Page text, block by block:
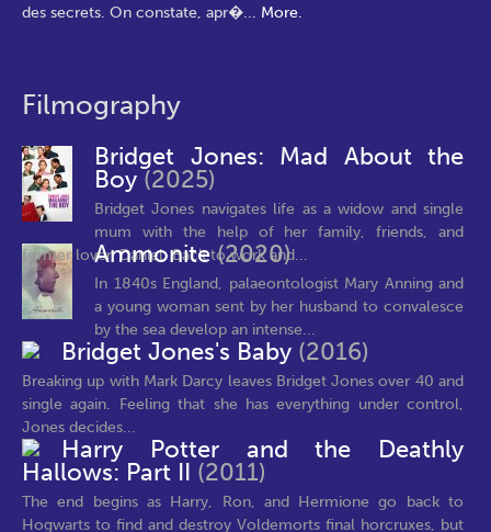
des secrets. On constate, apr�... More.
Filmography
Bridget Jones: Mad About the
Boy (2025)
Bridget Jones navigates life as a widow and single
mum with the help of her family, friends, and
former lover, Daniel. Back to work and...
Ammonite(2020)
In 1840s England, palaeontologist Mary Anning and
a young woman sent by her husband to convalesce
by the sea develop an intense...
Bridget Jones's Baby (2016)
Breaking up with Mark Darcy leaves Bridget Jones over 40 and
single again. Feeling that she has everything under control,
Jones decides...
Harry Potter and the Deathly
Hallows: Part II (2011)
The end begins as Harry, Ron, and Hermione go back to
Hogwarts to find and destroy Voldemorts final horcruxes, but